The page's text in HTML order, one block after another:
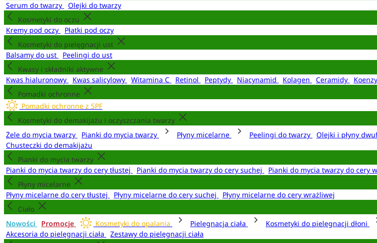
Serum do twarzy
Olejki do twarzy
Kosmetyki do oczu
Kremy pod oczy
Płatki pod oczy
Kosmetyki do pielęgnacji ust
Balsamy do ust
Peelingi do ust
Kwasy i składniki aktywne
Kwas hialuronowy
Kwas salicylowy Witamina C Retinol Peptydy Niacynamid Kolagen Ceramidy
Pomadki ochronne
Pomadki ochronne z SPF
Kosmetyki do demakijażu i oczyszczania twarzy
Żele do mycia twarzy
Pianki do mycia twarzy Płyny micelarne Peelingi do twarzy Olejki i płyny
Chusteczki do demakijażu
Pianki do mycia twarzy
Pianki do mycia twarzy do cery tłustej
Pianki do mycia twarzy do cery suchej
Pianki do mycia twarzy do cery
Płyny micelarne
Płyny micelarne do cery tłustej
Płyny micelarne do cery suchej
Płyny micelarne do cery wrażliwej
Ciało
Nowości
Promocje Kosmetyki do opalania Pielęgnacja ciała Kosmetyki do pielęgnacji dłoni
Akcesoria do pielęgnacji ciała
Zestawy do pielęgnacji ciała